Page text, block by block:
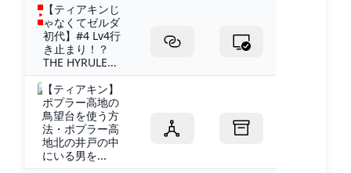
【ティアキンじ
ゃなくてゼルダ
初代】#4 Lv4行
き止まり！？
THE HYRULE...
【ティアキン】
ポプラー高地の
鳥望台を使う方
法・ポプラー高
地北の井戸の中
にいる男を...